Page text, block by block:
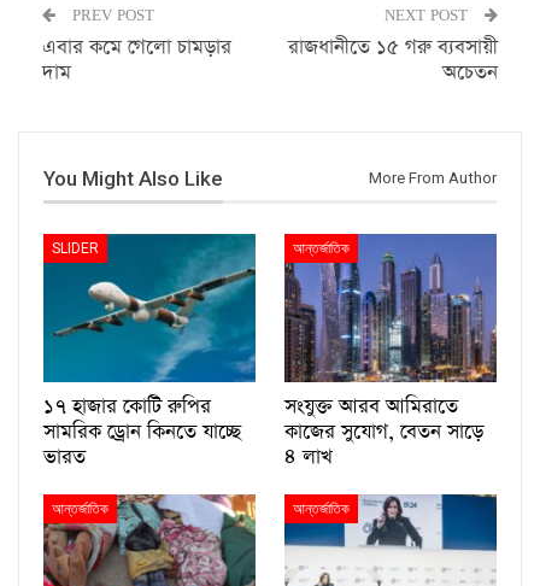
PREV POST
এবার কমে গেলো চামড়ার
দাম
NEXT POST
রাজধানীতে ১৫ গরু ব্যবসায়ী
অচেতন
You Might Also Like More From Author
SLIDER
১৭ হাজার কোটি রুপির
সামরিক ড্রোন কিনতে যাচ্ছে
ভারত
আন্তর্জাতিক
সংযুক্ত আরব আমিরাতে
কাজের সুযোগ, বেতন সাড়ে
৪ লাখ
আন্তর্জাতিক আন্তর্জাতিক